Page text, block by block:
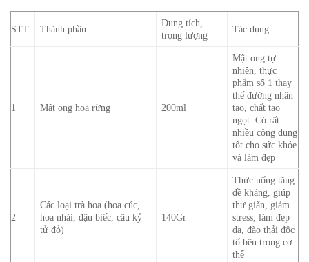
STT Thành phần
Dung tích,
trọng lượng
Tác dụng
1 Mật ong hoa rừng 200ml
Mật ong tự
nhiên, thực
phẩm số 1 thay
thế đường nhân
tạo, chất tạo
ngọt. Có rất
nhiều công dụng
tốt cho sức khỏe
và làm đẹp
2
Các loại trà hoa (hoa cúc,
hoa nhài, đậu biếc, câu kỷ
tử đỏ)
140Gr
Thức uống tăng
đề kháng, giúp
thư giãn, giảm
stress, làm đẹp
da, đào thải độc
tố bên trong cơ
thể